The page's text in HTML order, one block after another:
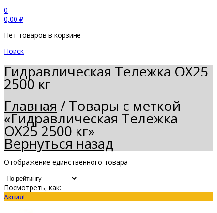
0
0,00 ₽
Нет товаров в корзине
Поиск
Гидравлическая Тележка OX25
2500 кг
Главная / Товары с меткой
«Гидравлическая Тележка
OX25 2500 кг»
Вернуться назад
Отображение единственного товара
Посмотреть, как:
Акция!